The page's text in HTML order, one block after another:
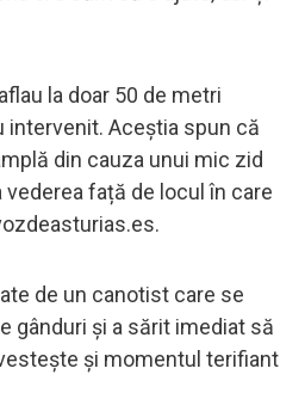
la doar 50 de metri
intervenit. Aceștia spun că
din cauza unui mic zid
față de locul în care
de un canotist care se
gânduri și a sărit imediat să
și momentul terifiant